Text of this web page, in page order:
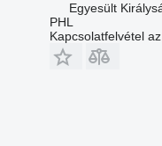
Egyesült
PHL
Kapcsolatfelvétel